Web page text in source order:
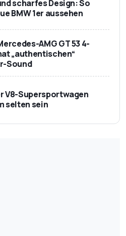
scharfes Design: So
BMW 1er aussehen
AMG GT 53 4-
„authentischen“
Sound
V8-Supersportwagen
selten sein